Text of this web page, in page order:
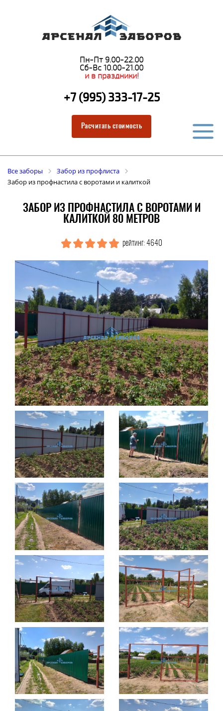
Пн-Пт 9.00-22.00
Сб-Вс 10.00-21.00
и в праздники!
+7 (995) 333-17-25
Расчитать стоимость
Все заборы
Забор из профлиста
Забор из профнастила с воротами и калиткой
ЗАБОР ИЗ ПРОФНАСТИЛА С ВОРОТАМИ И
КАЛИТКОЙ 80 МЕТРОВ
рейтинг: 4640